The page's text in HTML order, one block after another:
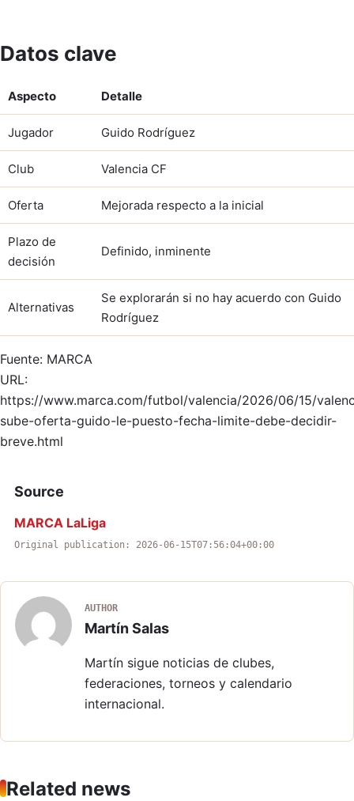
Datos clave
Aspecto Detalle
Jugador Guido Rodríguez
Club Valencia CF
Oferta Mejorada respecto a la inicial
Plazo de
decisión
Definido, inminente
Alternativas
Se explorarán si no hay acuerdo con Guido
Rodríguez
Fuente: MARCA
URL:
https://www.marca.com/futbol/valencia/2026/06/15/
sube-oferta-guido-le-puesto-fecha-limite-debe-decidir-
breve.html
Source
MARCA LaLiga
Original publication: 2026-06-15T07:56:04+00:00
AUTHOR
Martín Salas
Martín sigue noticias de clubes,
federaciones, torneos y calendario
internacional.
Related news